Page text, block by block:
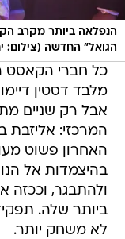
הנפלאה ביותר מקרב
הגואל" החדשה (צילום:
כל חברי הקאסט
מלבד דסטין
אבל רק שניים
המרכזי: אליזבת
האחרון פשוט
בהיצמדות אל
ולהתבגר, וככזה
ביותר שלה.
לא משחק יותר.